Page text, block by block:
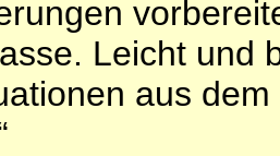
Leicht und
aus